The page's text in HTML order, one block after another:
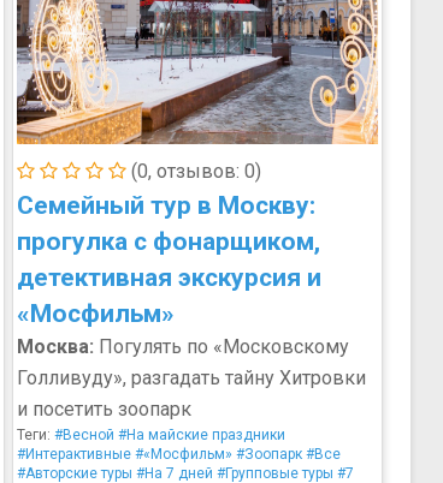
(0, отзывов: 0)
Семейный тур в Москву:
прогулка с фонарщиком,
детективная экскурсия и
«Мосфильм»
Москва: Погулять по «Московскому
Голливуду», разгадать тайну Хитровки
и посетить зоопарк
Теги: #Весной #На майские праздники
#Интерактивные #«Мосфильм» #Зоопарк #Все
#Авторские туры #На 7 дней #Групповые туры #7